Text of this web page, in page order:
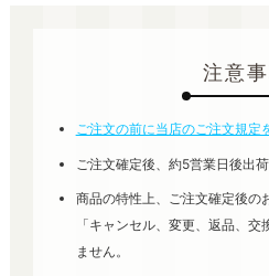
注意
ご注文の前に当店のご注文規定
ご注文確定後、約5営業日後出荷
商品の特性上、ご注文確定後の
「キャンセル、変更、返品、
ません。